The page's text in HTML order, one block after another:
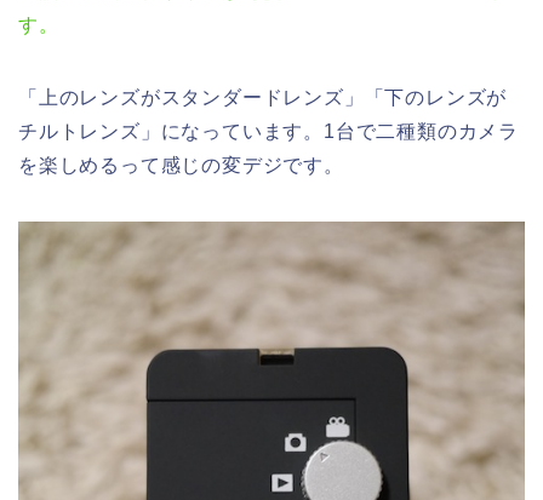
す。
「上のレンズがスタンダードレンズ」「下のレンズが
チルトレンズ」になっています。1台で二種類のカメラ
を楽しめるって感じの変デジです。